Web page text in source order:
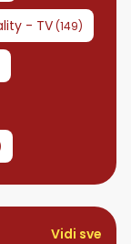
- TV(149)
Vidi sve